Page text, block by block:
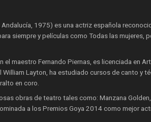
1975) es una actriz española
siempre y películas como Todas las mujeres,
maestro Fernando Piernas, es licenciada en
Layton, ha estudiado cursos de canto y
en coro.
obras de teatro tales como: Manzana
a los Premios Goya 2014 como mejor